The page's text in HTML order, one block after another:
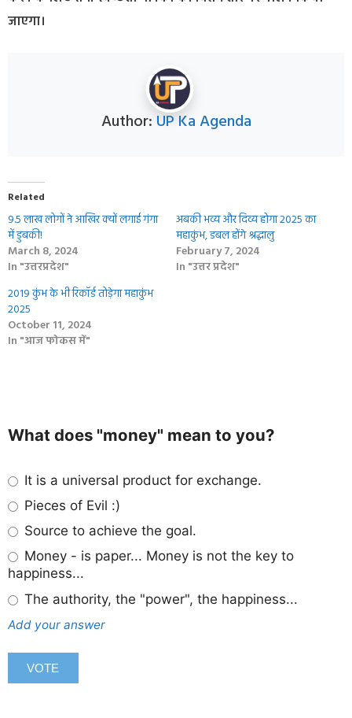
जाएगा।
Author: UP Ka Agenda
Related
9.5 लाख लोगों ने आखिर क्‍यों लगाई गंगा
में डुबकी!
March 8, 2024
In "उत्तरप्रदेश"
अबकी भव्य और दिव्य होगा 2025 का
महाकुंभ, डबल होंगे श्रद्धालु
February 7, 2024
In "उत्तर प्रदेश"
2019 कुंभ के भी रिकॉर्ड तोड़ेगा महाकुंभ
2025
October 11, 2024
In "आज फोकस में"
What does "money" mean to you?
It is a universal product for exchange.
Pieces of Evil :)
Source to achieve the goal.
Money - is paper... Money is not the key to
happiness...
The authority, the "power", the happiness...
Add your answer